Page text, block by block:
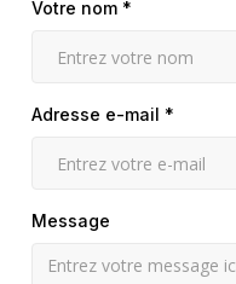
Votre nom *
Adresse e-mail *
Message